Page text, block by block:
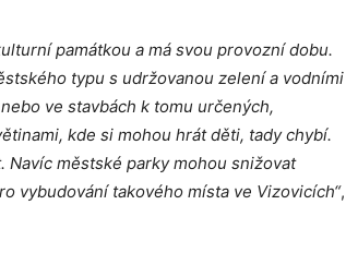
památkou a má svou provozní dobu.
typu s udržovanou zelení a vodními
ve stavbách k tomu určených,
kde si mohou hrát děti, tady chybí.
městské parky mohou snižovat
vybudování takového místa ve Vizovicích“,